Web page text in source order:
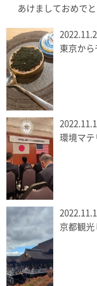
あけましておめでと
東京から
環境マテ
京都観光